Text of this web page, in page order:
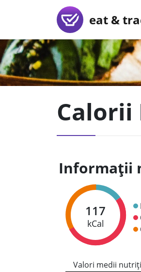
eat &
Calorii
Informații
117
kCal
Valori medii